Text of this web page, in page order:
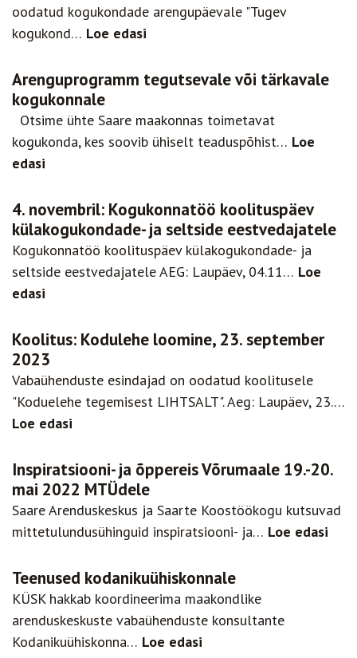
oodatud kogukondade arengupäevale "Tugev
kogukond… Loe edasi
Arenguprogramm tegutsevale või tärkavale
kogukonnale
Otsime ühte Saare maakonnas toimetavat
kogukonda, kes soovib ühiselt teaduspõhist… Loe
edasi
4. novembril: Kogukonnatöö koolituspäev
külakogukondade- ja seltside eestvedajatele
Kogukonnatöö koolituspäev külakogukondade- ja
seltside eestvedajatele AEG: Laupäev, 04.11… Loe
edasi
Koolitus: Kodulehe loomine, 23. september
2023
Vabaühenduste esindajad on oodatud koolitusele
"Koduelehe tegemisest LIHTSALT". Aeg: Laupäev, 23.…
Loe edasi
Inspiratsiooni- ja õppereis Võrumaale 19.-20.
mai 2022 MTÜdele
Saare Arenduskeskus ja Saarte Koostöökogu kutsuvad
mittetulundusühinguid inspiratsiooni- ja… Loe edasi
Teenused kodanikuühiskonnale
KÜSK hakkab koordineerima maakondlike
arenduskeskuste vabaühenduste konsultante
Kodanikuühiskonna… Loe edasi